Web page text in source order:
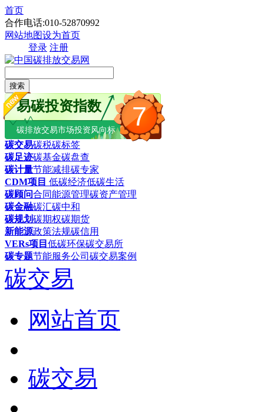
首页
合作电话:010-52870992
网站地图设为首页
登录 注册
搜索
7
易碳投资指数
碳排放交易市场投资风向标
碳交易碳税碳标签
碳足迹碳基金碳盘查
碳计量节能减排碳专家
CDM项目 低碳经济低碳生活
碳顾问合同能源管理碳资产管理
碳金融碳汇碳中和
碳规划碳期权碳期货
新能源政策法规碳信用
VERs项目 低碳环保碳交易所
碳专题节能服务公司 碳交易案例
碳交易
网站首页
碳交易